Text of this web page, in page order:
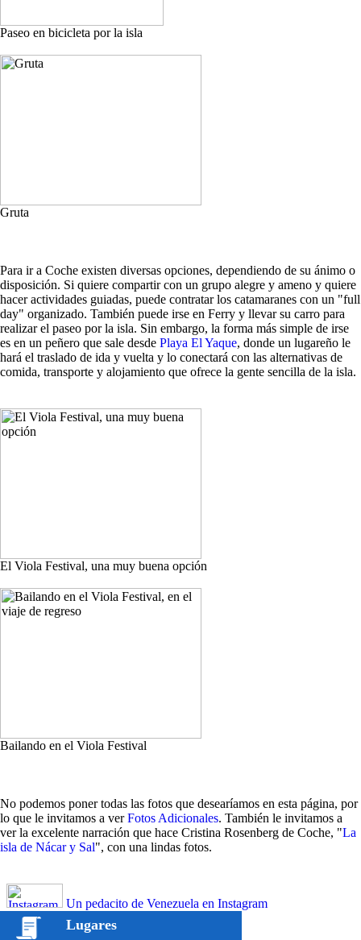
Paseo en bicicleta por la isla
Gruta
Para ir a Coche existen diversas opciones, dependiendo de su ánimo o
disposición. Si quiere compartir con un grupo alegre y ameno y quiere
hacer actividades guiadas, puede contratar los catamaranes con un "full
day" organizado. También puede irse en Ferry y llevar su carro para
realizar el paseo por la isla. Sin embargo, la forma más simple de irse
es en un peñero que sale desde Playa El Yaque, donde un lugareño le
hará el traslado de ida y vuelta y lo conectará con las alternativas de
comida, transporte y alojamiento que ofrece la gente sencilla de la isla.
El Viola Festival, una muy buena opción
Bailando en el Viola Festival
No podemos poner todas las fotos que desearíamos en esta página, por
lo que le invitamos a verFotos Adicionales. También le invitamos a
ver la excelente narración que hace Cristina Rosenberg de Coche, "La
isla de Nácar y Sal", con una lindas fotos.
Un pedacito de Venezuela en Instagram
Lugares